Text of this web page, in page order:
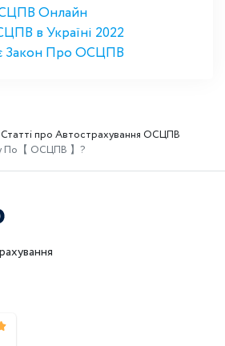
Онлайн
в Україні 2022
Закон Про ОСЦПВ
Статті про Автострахування ОСЦПВ
По【 ОСЦПВ 】?